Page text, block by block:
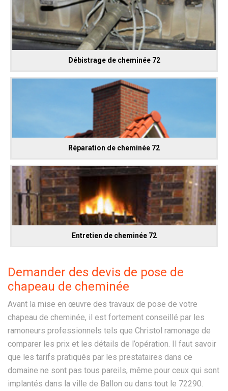
Débistrage de cheminée 72
Réparation de cheminée 72
Entretien de cheminée 72
Demander des devis de pose de
chapeau de cheminée
Avant la mise en œuvre des travaux de pose de votre
chapeau de cheminée, il est fortement conseillé par les
ramoneurs professionnels tels que Christol ramonage de
comparer les prix et les détails de l’opération. Il faut savoir
que les tarifs pratiqués par les prestataires dans ce
domaine ne sont pas tous pareils, même pour ceux qui sont
implantés dans la ville de Ballon ou dans tout le 72290.